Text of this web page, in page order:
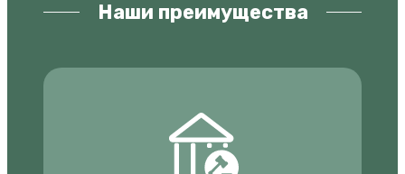
Наши преимущества